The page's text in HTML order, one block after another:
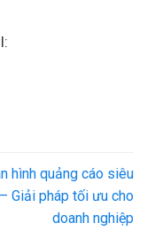
hình quảng cáo siêu
Giải pháp tối ưu cho
doanh nghiệp